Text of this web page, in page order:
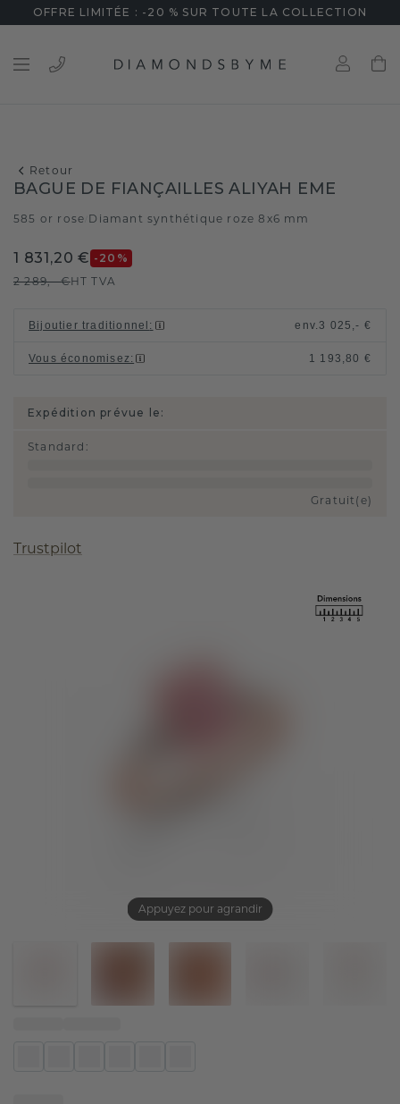
OFFRE LIMITÉE : -20 % SUR TOUTE LA COLLECTION
Retour
Appuyez pour agrandir
BAGUE DE FIANÇAILLES ALIYAH EME
585 or rose Diamant synthétique roze 8x6 mm
1 831,20 € -20 %
2 289,- €HT TVA
Bijoutier traditionnel : env.3 025,- €
Vous économisez: 1 193,80 €
Expédition prévue le:
Standard :
Gratuit(e)
Trustpilot